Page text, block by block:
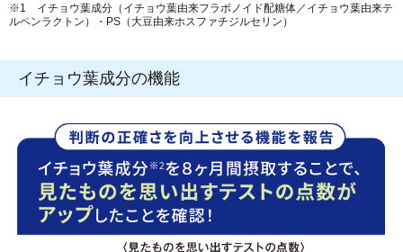
※1 イチョウ葉成分（イチョウ葉由来フラボノイド配糖体／イチョウ葉由来テ
ルペンラクトン）・PS（大豆由来ホスファチジルセリン）
イチョウ葉成分の機能